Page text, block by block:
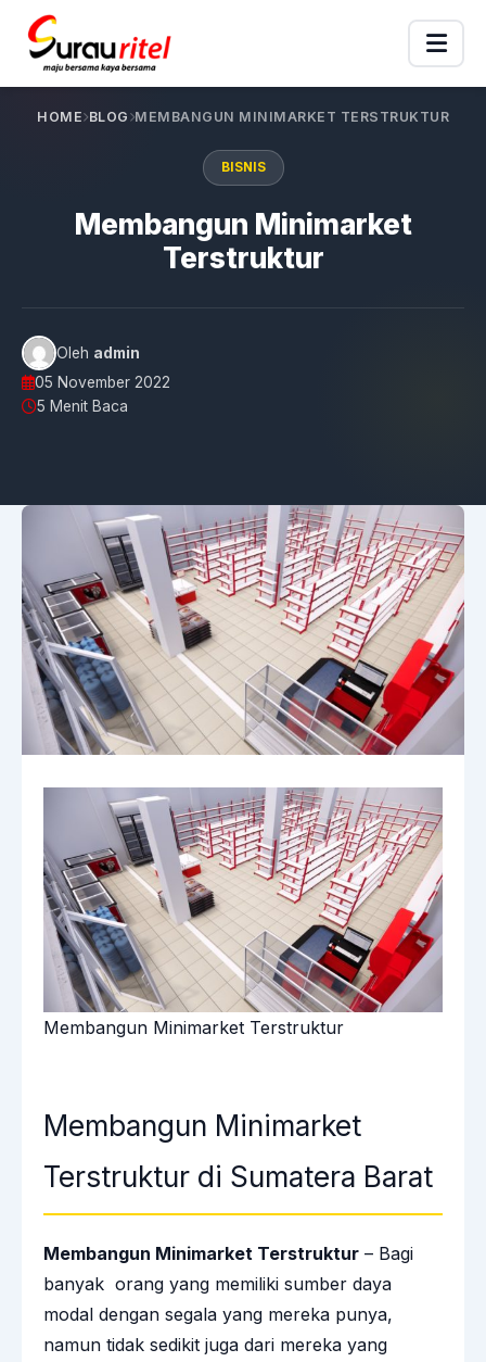
HOME BLOG MEMBANGUN MINIMARKET TERSTRUKTUR
BISNIS
Membangun Minimarket
Terstruktur
Oleh admin
05 November 2022
5 Menit Baca
Membangun Minimarket Terstruktur
Membangun Minimarket
Terstruktur di Sumatera Barat
Membangun Minimarket Terstruktur – Bagi
banyak orang yang memiliki sumber daya
modal dengan segala yang mereka punya,
namun tidak sedikit juga dari mereka yang